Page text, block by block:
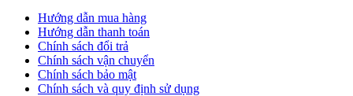
Hướng dẫn mua hàng
Hướng dẫn thanh toán
Chính sách đổi trả
Chính sách vận chuyển
Chính sách bảo mật
Chính sách và quy định sử dụng